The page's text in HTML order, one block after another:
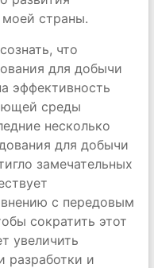
страны.
что
для добычи
эффективность
среды
несколько
для добычи
замечательных
с передовым
сократить этот
увеличить
разработки и